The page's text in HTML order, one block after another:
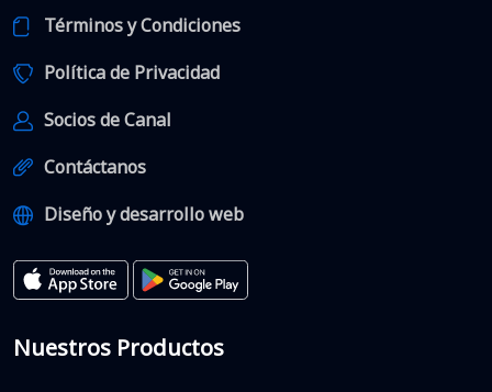
Términos y Condiciones
Política de Privacidad
Socios de Canal
Contáctanos
Diseño y desarrollo web
Nuestros Productos